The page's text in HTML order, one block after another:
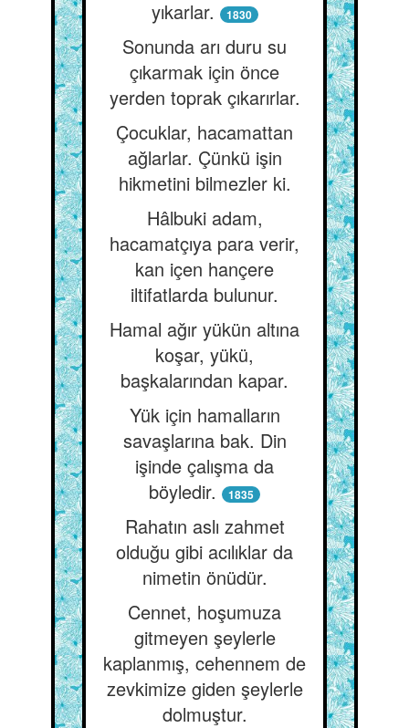
yıkarlar. 1830
Sonunda arı duru su
çıkarmak için önce
yerden toprak çıkarırlar.
Çocuklar, hacamattan
ağlarlar. Çünkü işin
hikmetini bilmezler ki.
Hâlbuki adam,
hacamatçıya para verir,
kan içen hançere
iltifatlarda bulunur.
Hamal ağır yükün altına
koşar, yükü,
başkalarından kapar.
Yük için hamalların
savaşlarına bak. Din
işinde çalışma da
böyledir.
1835
Rahatın aslı zahmet
olduğu gibi acılıklar da
nimetin önüdür.
Cennet, hoşumuza
gitmeyen şeylerle
kaplanmış, cehennem de
zevkimize giden şeylerle
dolmuştur.